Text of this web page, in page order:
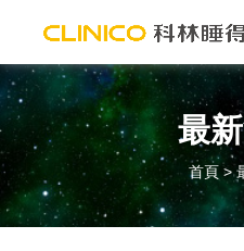
最
首頁 >